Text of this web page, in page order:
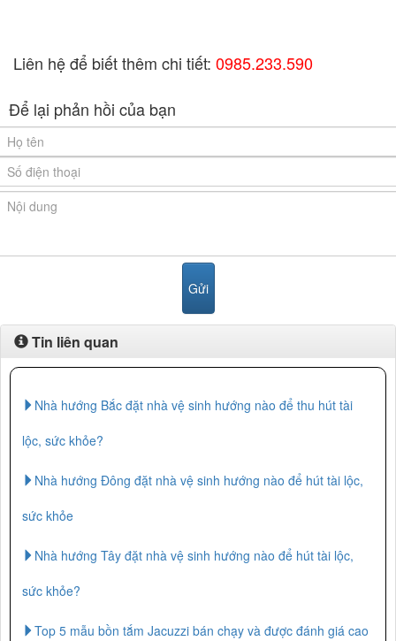
Liên hệ để biết thêm chi tiết: 0985.233.590
Để lại phản hồi của bạn
Tin liên quan
Nhà hướng Bắc đặt nhà vệ sinh hướng nào để thu hút tài
lộc, sức khỏe?
Nhà hướng Đông đặt nhà vệ sinh hướng nào để hút tài lộc,
sức khỏe
Nhà hướng Tây đặt nhà vệ sinh hướng nào để hút tài lộc,
sức khỏe?
Top 5 mẫu bồn tắm Jacuzzi bán chạy và được đánh giá cao